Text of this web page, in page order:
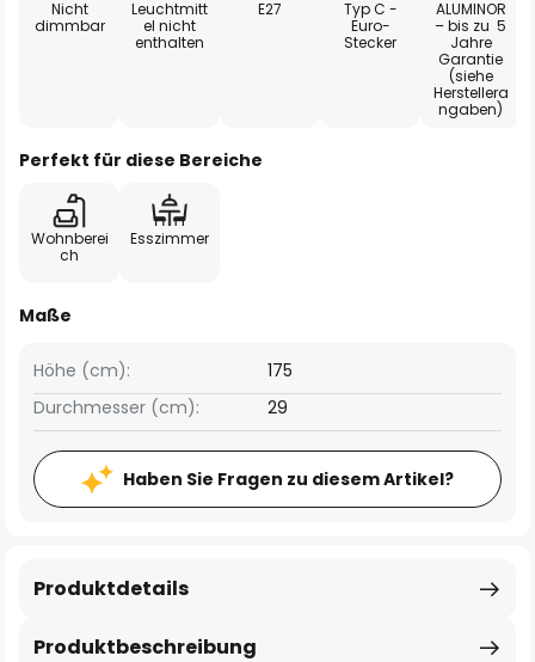
Nicht
dimmbar
Leuchtmitt
el nicht
enthalten
E27
Typ C -
Euro-
Stecker
ALUMINOR
– bis zu 5
Jahre
Garantie
(siehe
Herstellera
ngaben)
Perfekt für diese Bereiche
Wohnberei
ch
Esszimmer
Maße
Höhe (cm):
175
Durchmesser (cm):
29
Haben Sie Fragen zu diesem Artikel?
Produktbeschreibung
Produktdetails